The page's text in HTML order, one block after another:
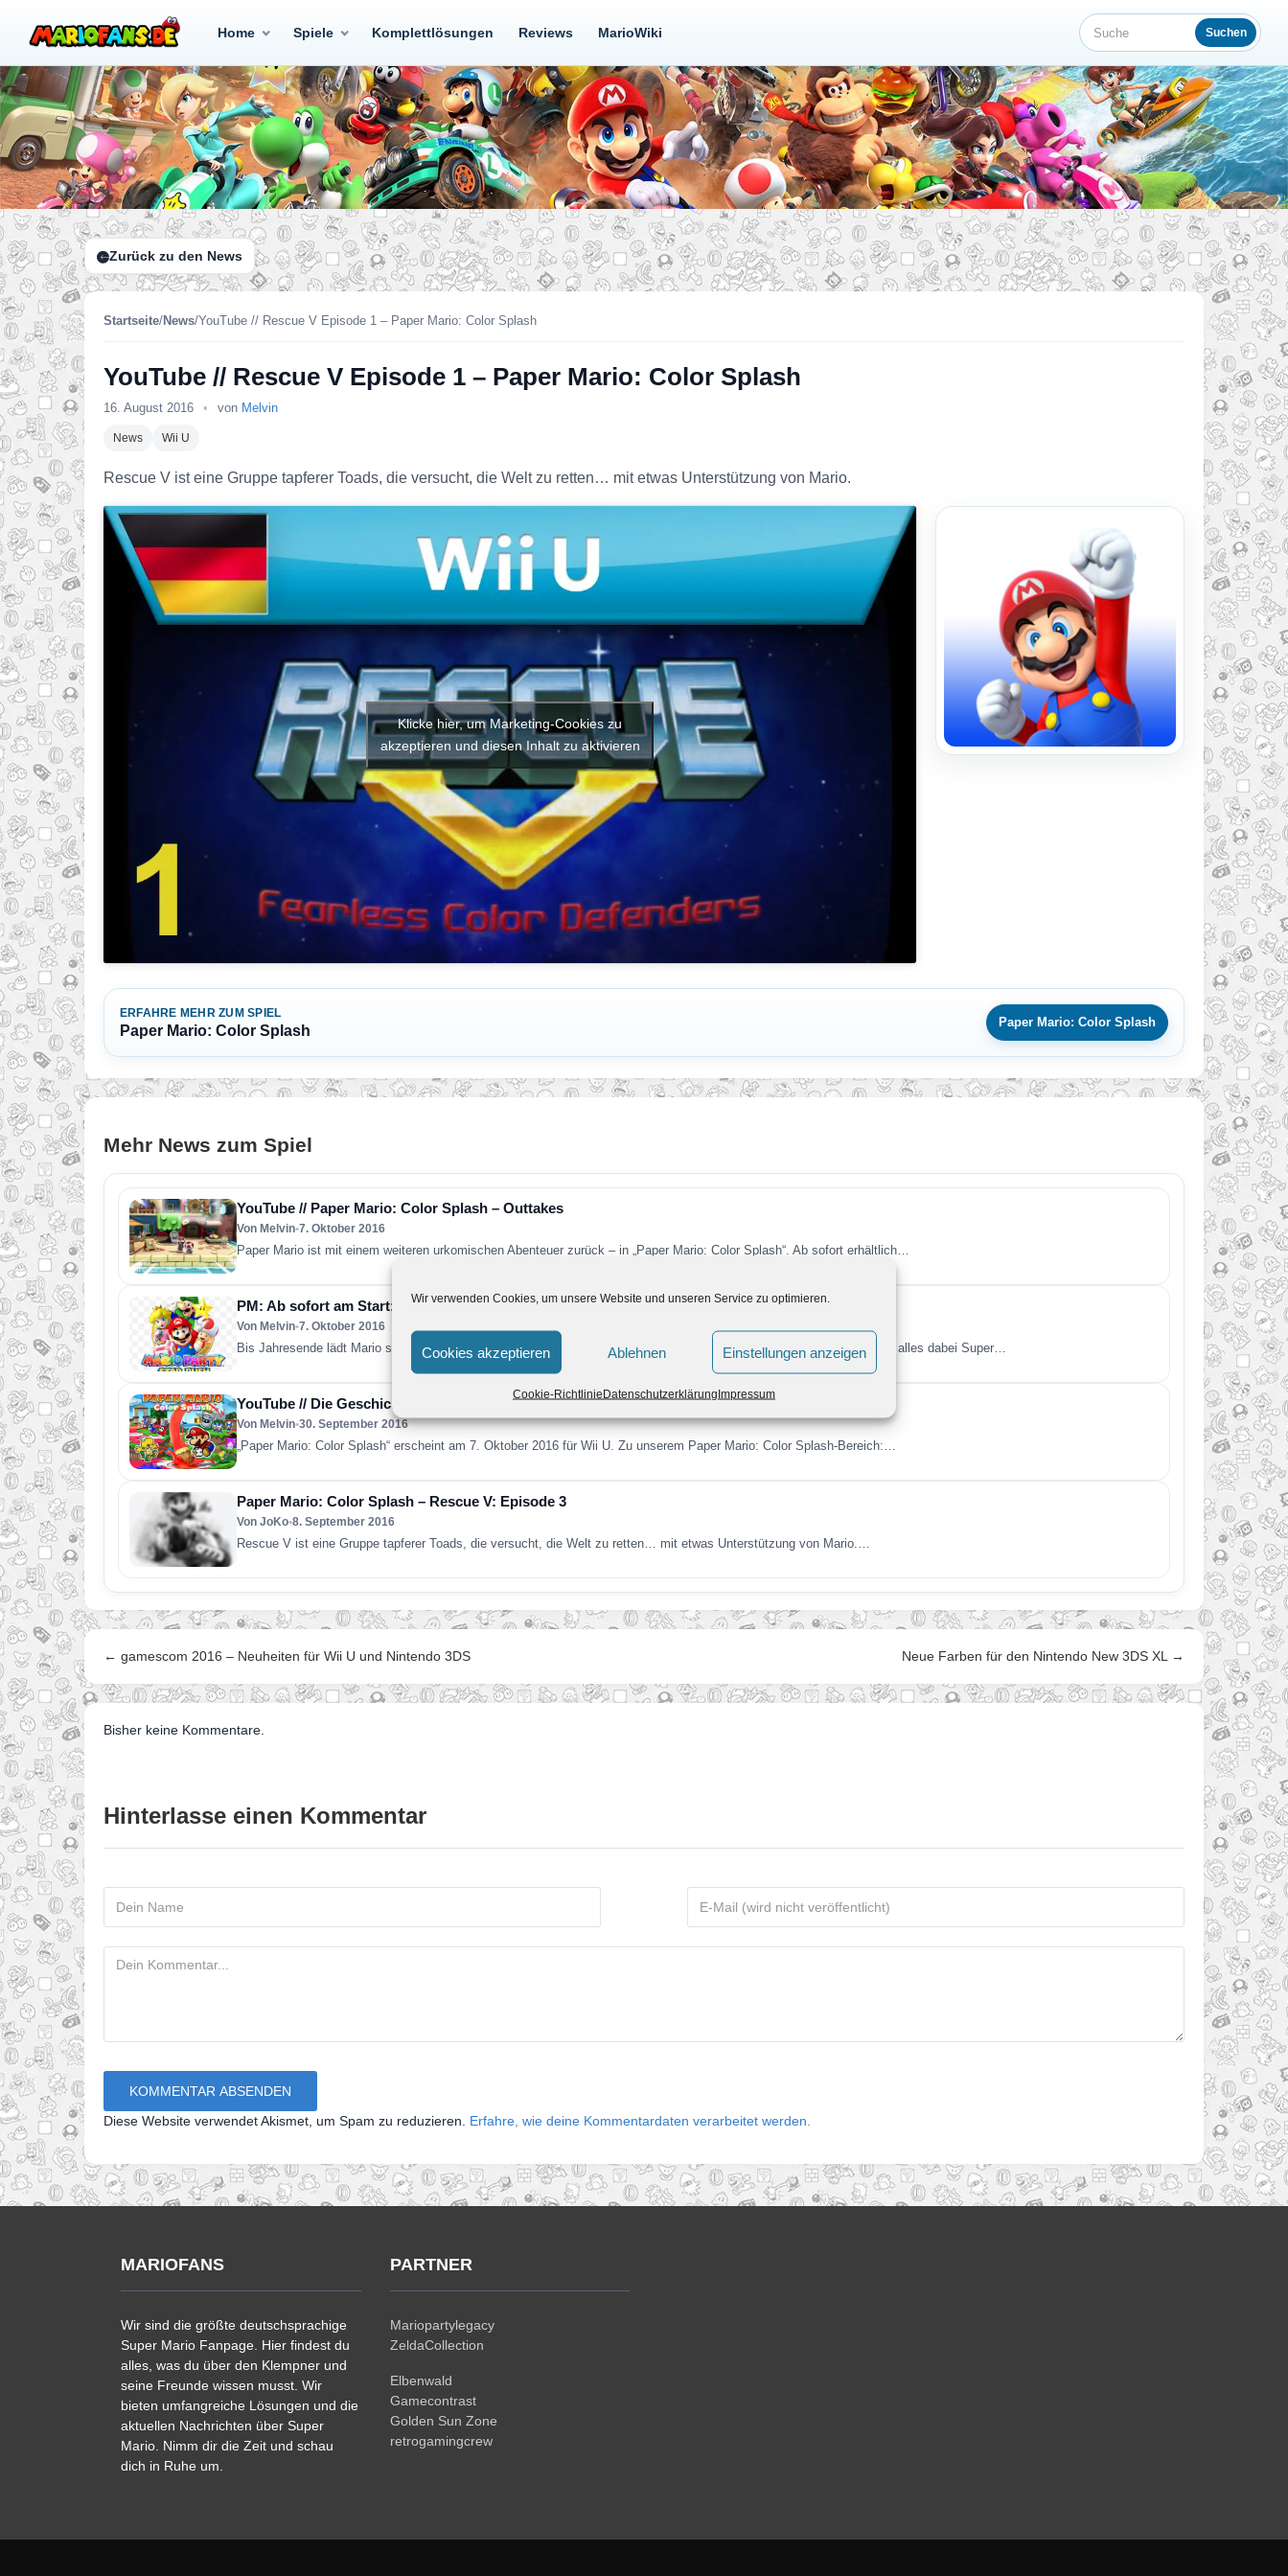
Wir verwenden Cookies, um unsere Website und unseren Service zu optimieren.
Cookies akzeptieren Ablehnen Einstellungen anzeigen
Cookie-RichtlinieDatenschutzerklärungImpressum
Home Spiele Komplettlösungen Reviews MarioWiki Suche Suchen
Zurück zu den News
Startseite/News/YouTube // Rescue V Episode 1 – Paper Mario: Color Splash
YouTube // Rescue V Episode 1 – Paper Mario: Color Splash
16. August 2016 • von Melvin
News Wii U
Rescue V ist eine Gruppe tapferer Toads, die versucht, die Welt zu retten… mit etwas Unterstützung von Mario.
Klicke hier, um Marketing-Cookies zu
akzeptieren und diesen Inhalt zu aktivieren
ERFAHRE MEHR ZUM SPIEL
Paper Mario: Color Splash
Paper Mario: Color Splash
Mehr News zum Spiel
YouTube // Paper Mario: Color Splash – Outtakes
Von Melvin•7. Oktober 2016
Paper Mario ist mit einem weiteren urkomischen Abenteuer zurück – in „Paper Mario: Color Splash“. Ab sofort erhältlich…
PM: Ab sofort am Start: Paper Mario: Color Splash und Mario Party: Star Rush
Von Melvin•7. Oktober 2016
Bis Jahresende lädt Mario seine Fans zu abwechslungsreichem Spielspaß ein: Von Klassiker bis Smartphone-Spiel ist alles dabei Super…
YouTube // Die Geschichte nimmt Farbe an
Von Melvin•30. September 2016
„Paper Mario: Color Splash“ erscheint am 7. Oktober 2016 für Wii U. Zu unserem Paper Mario: Color Splash-Bereich:…
Paper Mario: Color Splash – Rescue V: Episode 3
Von JoKo•8. September 2016
Rescue V ist eine Gruppe tapferer Toads, die versucht, die Welt zu retten… mit etwas Unterstützung von Mario.…
← gamescom 2016 – Neuheiten für Wii U und Nintendo 3DS Neue Farben für den Nintendo New 3DS XL →
Bisher keine Kommentare.
Hinterlasse einen Kommentar
Diese Website verwendet Akismet, um Spam zu reduzieren. Erfahre, wie deine Kommentardaten verarbeitet werden.
MARIOFANS
Wir sind die größte deutschsprachige
Super Mario Fanpage. Hier findest du
alles, was du über den Klempner und
seine Freunde wissen musst. Wir
bieten umfangreiche Lösungen und die
aktuellen Nachrichten über Super
Mario. Nimm dir die Zeit und schau
dich in Ruhe um.
PARTNER
Mariopartylegacy
ZeldaCollection
Elbenwald
Gamecontrast
Golden Sun Zone
retrogamingcrew